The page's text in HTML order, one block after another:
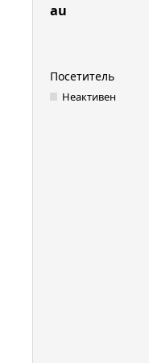
au
Посетитель
Неактивен